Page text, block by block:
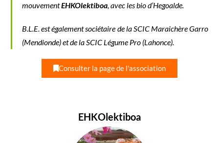
mouvementEHKOlektiboa, avec les bio d’Hegoalde.
B.L.E. est également sociétaire de la SCIC Maraichère Garro
(Mendionde) et de la SCIC Légume Pro (Lahonce).
Consulter la page de l'association
EHKOlektiboa